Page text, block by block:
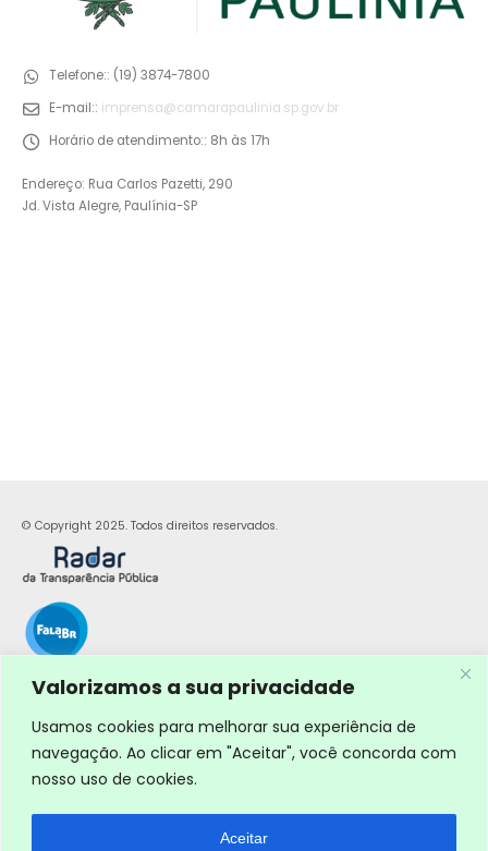
Valorizamos a sua privacidade
Usamos cookies para melhorar sua experiência de
navegação. Ao clicar em "Aceitar", você concorda com
nosso uso de cookies.
Aceitar
Telefone:: (19) 3874-7800
E-mail:: imprensa@camarapaulinia.sp.gov.br
Horário de atendimento:: 8h às 17h
Endereço: Rua Carlos Pazetti, 290
Jd. Vista Alegre, Paulínia-SP
© Copyright 2025. Todos direitos reservados.